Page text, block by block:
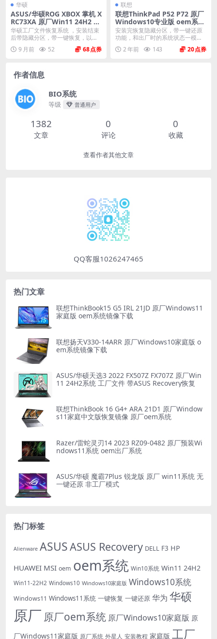
华硕
ASUS/华硕ROG XBOX 掌机 X
RC73XA 原厂Win11 24H2 家
庭版系统 工厂文件 带ASUS R
ecovery恢复
华硕工厂文件恢复系统 ，安装结束
后带隐藏分区，带一键恢复，以及
机器所有的驱动和软...
9 月前 52 68
联想
联想ThinkPad P52 P72 原厂
Windows10专业版 oem系统
镜像下载
安装完恢复隐藏分区，带一键还原
功能，和出厂时的系统状态一模一
样。 机型(MTM)...
2 年前 143 20
作者信息
BIO系统
等级 普通用户
1382
文章
0
评论
0
收藏
查看作者其他文章
QQ客服1026247465
热门文章
联想ThinkBook15 G5 IRL 21JD 原厂Windows11
家庭版 oem系统镜像下载
联想扬天V330-14ARR 原厂Windows10家庭版 o
em系统镜像下载
ASUS/华硕天选3 2022 FX507Z FX707Z 原厂Win
11 24H2系统 工厂文件 带ASUS Recovery恢复
联想ThinkBook 16 G4+ ARA 21D1 原厂Window
s11家庭中文版恢复镜像 原厂oem系统
Razer/雷蛇灵刃14 2023 RZ09-0482 原厂预装Wi
ndows11系统 oem出厂系统
ASUS/华硕 魔霸7Plus 锐龙版 原厂 win11系统 无
一键还原 非工厂模式
热门标签
Alienware ASUSASUS Recovery DELL F3 HP
HUAWEI MSI oem oem系统 Win10系统 Win11 24H2
Win11-22H2 Windows10 Windows10家庭版 Windows10系统
Windows11 Windows11系统 一键恢复 一键还原 华为 华硕
原厂 原厂oem系统 原厂Windows10家庭版 原
厂Windows11家庭版 原厂系统 外星人 安装教程 家庭版 工厂